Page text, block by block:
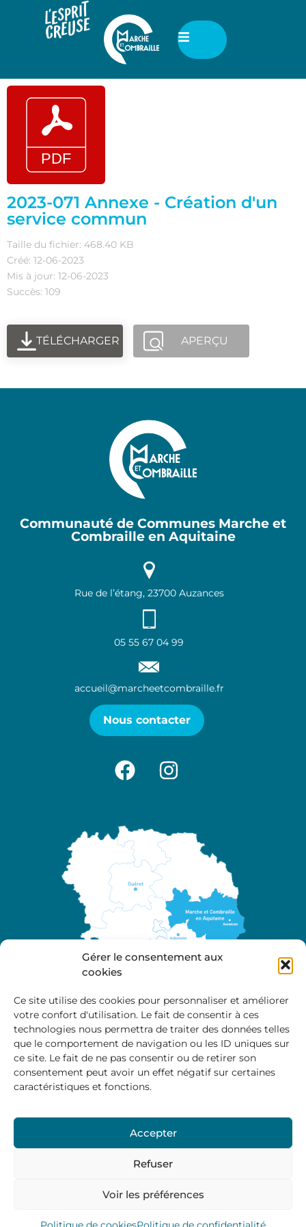
Gérer le consentement aux
cookies
Ce site utilise des cookies pour personnaliser et améliorer
votre confort d'utilisation. Le fait de consentir à ces
technologies nous permettra de traiter des données telles
que le comportement de navigation ou les ID uniques sur
ce site. Le fait de ne pas consentir ou de retirer son
consentement peut avoir un effet négatif sur certaines
caractéristiques et fonctions.
Accepter
Refuser
Voir les préférences
2023-071 Annexe - Création d'un
service commun
Taille du fichier: 468.40 KB
Créé: 12-06-2023
Mis à jour: 12-06-2023
Succès: 109
TÉLÉCHARGER APERÇU
Communauté de Communes Marche et
Combraille en Aquitaine
Rue de l’étang, 23700 Auzances
05 55 67 04 99
accueil@marcheetcombraille.fr
Nous contacter
A propos
Site officiel de la Communauté de Communes
Marche et Combraille en Aquitaine
Horaires d’ouverture :
9:00 – 12:00 / 14:00 – 17:00
Vendredi: 9:00 – 12:00
Mentions Légales–Politique des cookies
Marche et Combraille